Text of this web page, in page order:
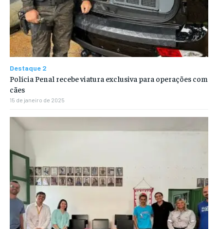
Destaque 2
Polícia Penal recebe viatura exclusiva para operações com
cães
15 de janeiro de 2025